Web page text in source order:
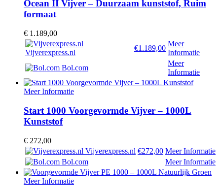
Ocean II Vijver – Duurzaam kunststof, Ruim
formaat
€ 1.189,00
Vijverexpress.nl
€1.189,00
Meer
Informatie
Bol.com
Meer
Informatie
Meer Informatie
Start 1000 Voorgevormde Vijver – 1000L
Kunststof
€ 272,00
Vijverexpress.nl €272,00 Meer Informatie
Bol.com
Meer Informatie
Meer Informatie